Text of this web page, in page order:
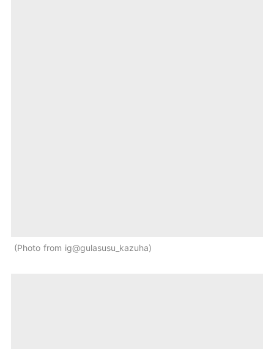
Photo from ig@gulasusu_kazuha